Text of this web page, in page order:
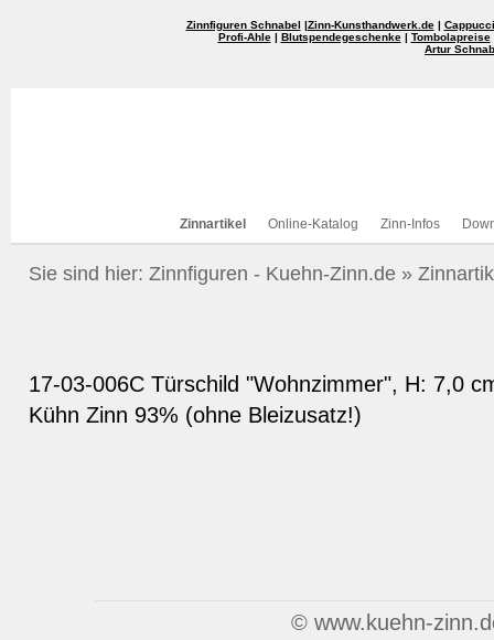
Zinnfiguren Schnabel |Zinn-Kunsthandwerk.de|
Profi-Ahle| Blutspendegeschenke| Tombolapreise
Artur
Zinnartikel Online-Katalog Zinn-Infos
Sie sind hier: Zinnfiguren - Kuehn-Zinn.de »
17-03-006C Türschild "Wohnzimmer", H: 7,0
Kühn Zinn 93% (ohne Bleizusatz!)
© www.kuehn-